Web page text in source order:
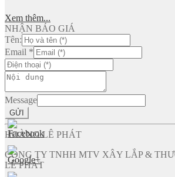
Xem thêm...
NHẬN BÁO GIÁ
Tên:
Email *
Message
GỬI
HOÀNG LÊ PHÁT
CÔNG TY TNHH MTV XÂY LẮP &
LÊ PHÁT